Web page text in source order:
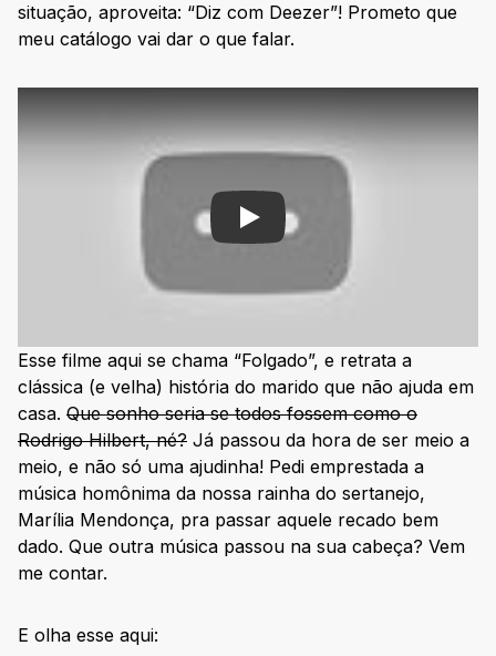
situação, aproveita: “Diz com Deezer”! Prometo que
meu catálogo vai dar o que falar.
Play
Esse filme aqui se chama “Folgado”, e retrata a
clássica (e velha) história do marido que não ajuda em
casa. Que sonho seria se todos fossem como o
Rodrigo Hilbert, né? Já passou da hora de ser meio a
meio, e não só uma ajudinha! Pedi emprestada a
música homônima da nossa rainha do sertanejo,
Marília Mendonça, pra passar aquele recado bem
dado. Que outra música passou na sua cabeça? Vem
me contar.
E olha esse aqui: